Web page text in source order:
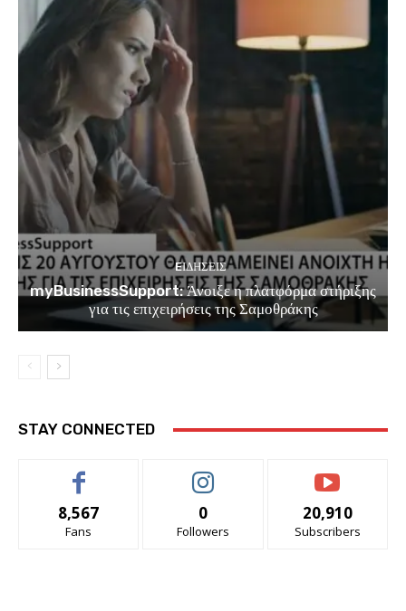
EΙΔΗΣΕΙΣ
myBusinessSupport: Άνοιξε η πλατφόρμα στήριξης
για τις επιχειρήσεις της Σαμοθράκης
STAY CONNECTED
8,567
Fans
0
Followers
20,910
Subscribers